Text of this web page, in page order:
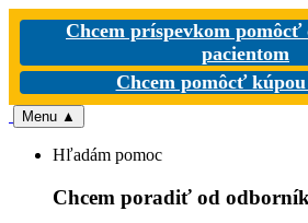
Chcem príspevkom
pacientom
Chcem pomôcť
Menu ▲
Hľadám pomoc
Chcem poradiť od